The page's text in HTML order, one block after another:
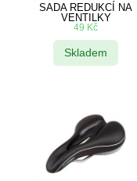
SADA REDUKCÍ NA
VENTILKY
49 Kč
Skladem